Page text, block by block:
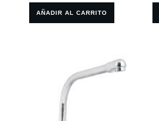
AÑADIR AL CARRITO